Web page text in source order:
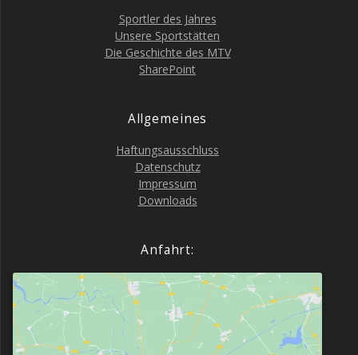
Sport­ler des Jahres
Unse­re Sportstätten
Die Geschich­te des MTV
Share­Point
All­ge­mei­nes
Haf­tungs­aus­schluss
Daten­schutz
Impres­sum
Down­loads
Anfahrt: